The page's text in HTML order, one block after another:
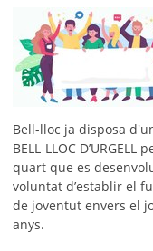
Bell-lloc ja disposa d'un
BELL-LLOC
quart que es
voluntat d’establir el
de joventut envers el
anys.